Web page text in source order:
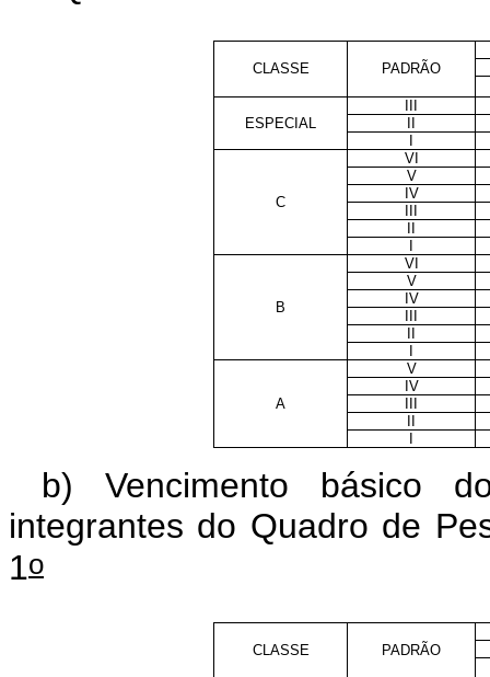
CLASSE PADRÃO
ESPECIAL
C
VI
V
IV
B
VI
V
IV
A
V
IV
b) Vencimento básico
integrantes do Quadro de
1o
CLASSE PADRÃO